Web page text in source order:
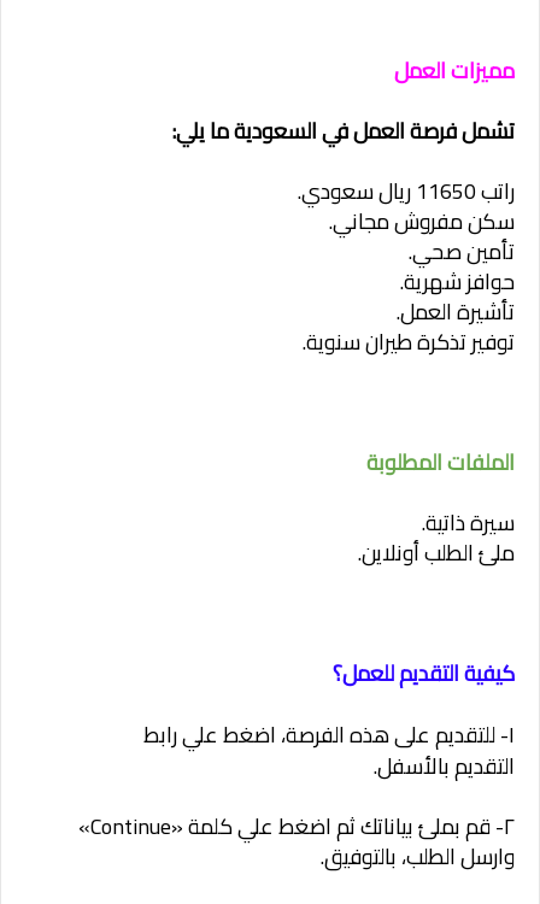
مميزات العمل
تشمل فرصة العمل في السعودية ما يلي:
راتب 11650 ريال سعودي.
سكن مفروش مجاني.
تأمين صحي.
حوافز شهرية.
تأشيرة العمل.
توفير تذكرة طيران سنوية.
الملفات المطلوبة
سيرة ذاتية.
ملئ الطلب أونلاين.
كيفية التقديم للعمل؟
١- للتقديم على هذه الفرصة، اضغط
عليرابط
التقديمبالأسفل.
٢- قم بملئ بياناتك ثم اضغط علي كلمة «Continue»
وارسل الطلب، بالتوفيق.